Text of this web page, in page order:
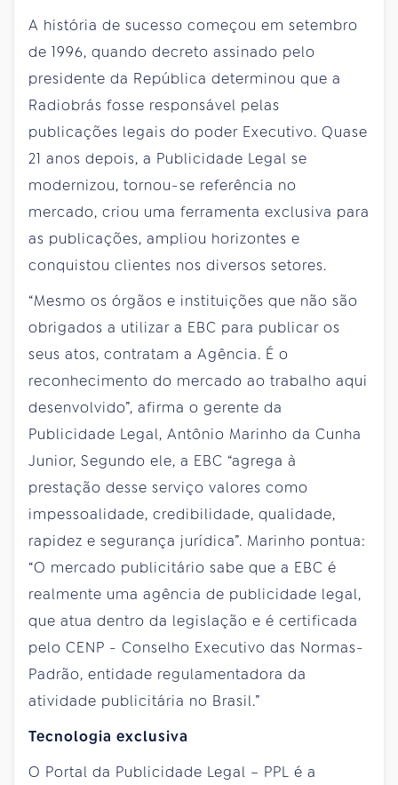
A história de sucesso começou em setembro
de 1996, quando decreto assinado pelo
presidente da República determinou que a
Radiobrás fosse responsável pelas
publicações legais do poder Executivo. Quase
21 anos depois, a Publicidade Legal se
modernizou, tornou-se referência no
mercado, criou uma ferramenta exclusiva para
as publicações, ampliou horizontes e
conquistou clientes nos diversos setores.
“Mesmo os órgãos e instituições que não são
obrigados a utilizar a EBC para publicar os
seus atos, contratam a Agência. É o
reconhecimento do mercado ao trabalho aqui
desenvolvido”, afirma o gerente da
Publicidade Legal, Antônio Marinho da Cunha
Junior, Segundo ele, a EBC “agrega à
prestação desse serviço valores como
impessoalidade, credibilidade, qualidade,
rapidez e segurança jurídica”. Marinho pontua:
“O mercado publicitário sabe que a EBC é
realmente uma agência de publicidade legal,
que atua dentro da legislação e é certificada
pelo CENP - Conselho Executivo das Normas-
Padrão, entidade regulamentadora da
atividade publicitária no Brasil.”
Tecnologia exclusiva
O Portal da Publicidade Legal – PPL é a